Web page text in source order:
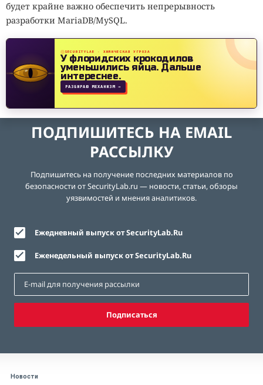
будет крайне важно обеспечить непрерывность
разработки MariaDB/MySQL.
SECURITYLAB · ХИМИЧЕСКАЯ УГРОЗА
У флоридских крокодилов
уменьшились яйца.Дальше
интереснее.
РАЗБИРАЮ МЕХАНИЗМ →
ПОДПИШИТЕСЬ НА EMAIL
РАССЫЛКУ
Подпишитесь на получение последних материалов по
безопасности от SecurityLab.ru — новости, статьи, обзоры
уязвимостей и мнения аналитиков.
Ежедневный выпуск от SecurityLab.Ru
Еженедельный выпуск от SecurityLab.Ru
Подписаться
Новости